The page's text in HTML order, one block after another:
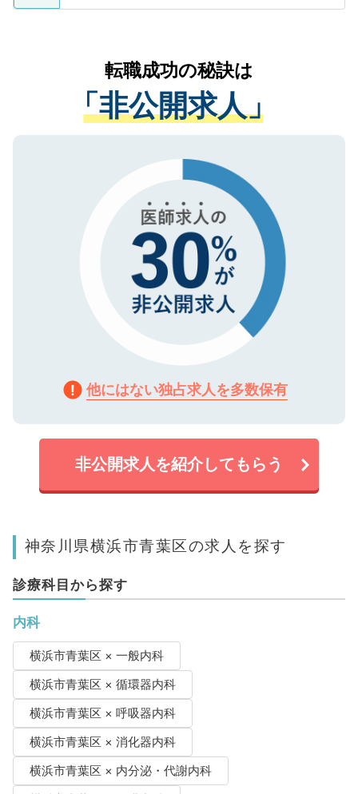
ているすべての個人データはご本人の許可
は、個人情報の取り扱いについての厳密な
管理基準を満たした事業者のみに付与され
る、プライバシーマークを取得済みです。
で、機密保持に関してもご安心ください。
かがいして、現在の医療機関の状況や紹介
経験をまじえながら、適切なアドバイスを
させていただきます。すぐにご転職をされ
ない方には、長期的なサポートが可能です
ので、まずはご登録ください。
転職成功の秘訣は
「非公開求人」
他にはない独占求人を多数保有
非公開求人を紹介してもらう
神奈川県横浜市青葉区の求人を探す
診療科目から探す
内科
横浜市青葉区 × 一般内科
横浜市青葉区 × 循環器内科
横浜市青葉区 × 呼吸器内科
横浜市青葉区 × 消化器内科
横浜市青葉区 × 内分泌・代謝内科